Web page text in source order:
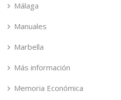
Málaga
Manuales
Marbella
Más información
Memoria Económica